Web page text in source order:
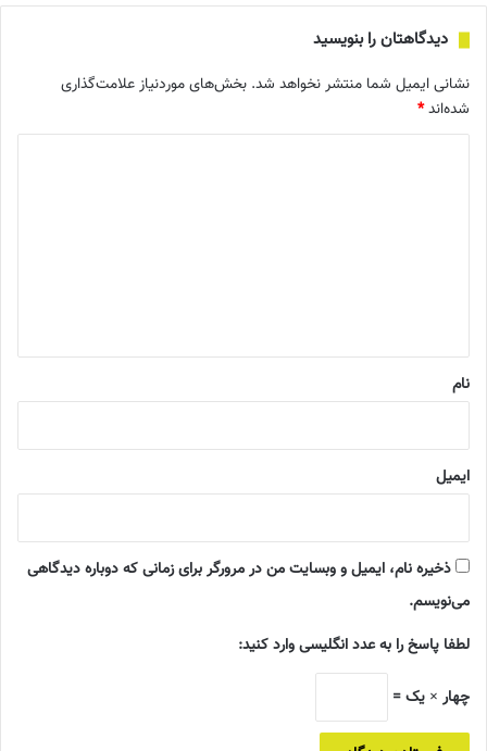
دیدگاهتان را بنویسید
نشانی ایمیل شما منتشر نخواهد شد. بخش‌های موردنیاز علامت‌گذاری
شده‌اند*
نام
ایمیل
ذخیره نام، ایمیل و وبسایت من در مرورگر برای زمانی که دوباره دیدگاهی
می‌نویسم.
لطفا پاسخ را به عدد انگلیسی وارد کنید:
چهار × یک =